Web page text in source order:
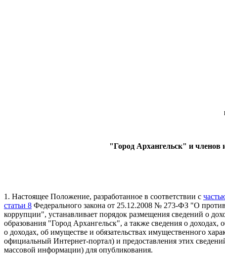
"Город Архангельск" и членов
1. Настоящее Положение, разработанное в соответствии с
статьи 8 Федерального закона от 25.12.2008 № 273-ФЗ "О
коррупции", устанавливает порядок размещения сведений о
образования "Город Архангельск", а также сведения о доходах,
о доходах, об имуществе и обязательствах имущественного
официальный Интернет-портал) и предоставления этих
массовой информации) для опубликования.